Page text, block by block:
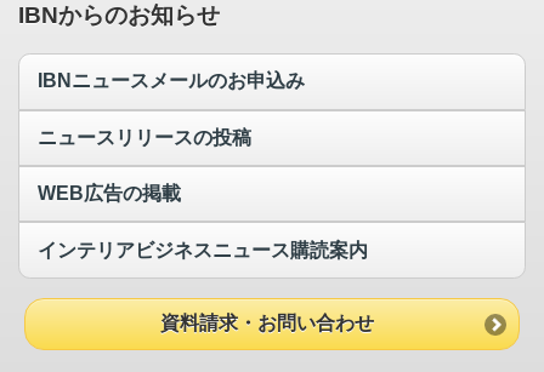
IBNからのお知らせ
IBNニュースメールのお申込み
ニュースリリースの投稿
WEB広告の掲載
インテリアビジネスニュース購読案内
資料請求・お問い合わせ